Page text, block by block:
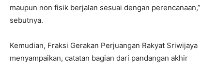
maupun non fisik berjalan sesuai dengan perencanaan,”
sebutnya.
Kemudian, Fraksi Gerakan Perjuangan Rakyat Sriwijaya
menyampaikan, catatan bagian dari pandangan akhir